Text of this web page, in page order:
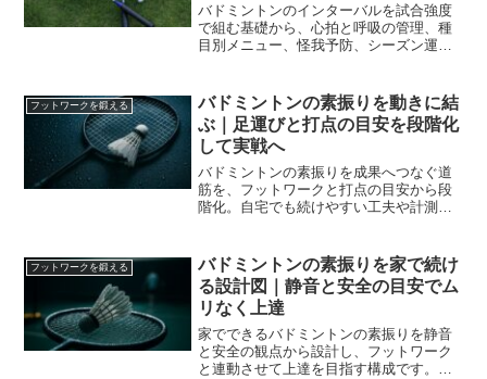
バドミントンのインターバルを試合強度
で組む基礎から、心拍と呼吸の管理、種
目別メニュー、怪我予防、シーズン運用
フットワークを鍛える
バドミントンの素振りを動きに結
ぶ｜足運びと打点の目安を段階化
して実戦へ
バドミントンの素振りを成果へつなぐ道
筋を、フットワークと打点の目安から段
階化。自宅でも続けやすい工夫や計測・
フットワークを鍛える
バドミントンの素振りを家で続け
る設計図｜静音と安全の目安でム
リなく上達
家でできるバドミントンの素振りを静音
と安全の観点から設計し、フットワーク
と連動させて上達を目指す構成です。週